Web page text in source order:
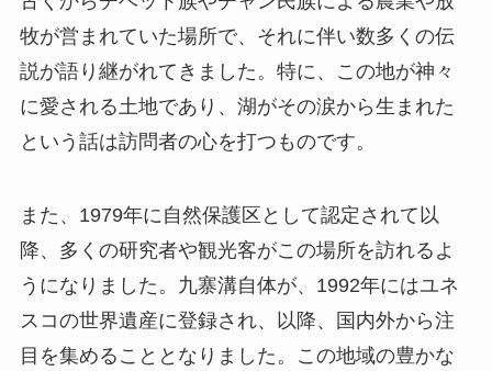
また、1979年に自然保護区として認定されて以
降、多くの研究者や観光客がこの場所を訪れるよ
うになりました。九寨溝自体が、1992年にはユネ
スコの世界遺産に登録され、以降、国内外から注
生態系と独特の自然景観は、中国でも他に類を見
ないものとして高い評価を受けています。
見どころ